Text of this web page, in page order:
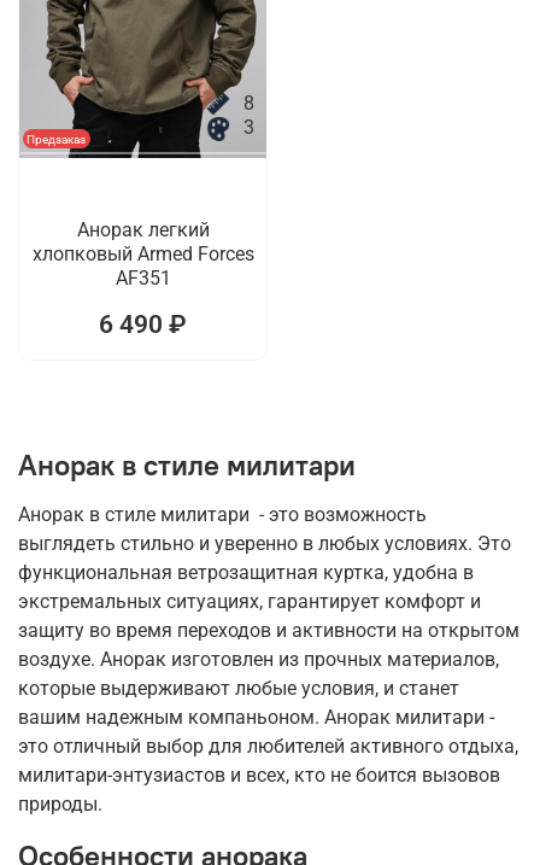
Предзаказ
8
3
Анорак легкий
хлопковый Armed Forces
AF351
6 490 ₽
Анорак в стиле милитари
Анорак в стиле милитари - это возможность
выглядеть стильно и уверенно в любых условиях. Это
функциональная ветрозащитная куртка, удобна в
экстремальных ситуациях, гарантирует комфорт и
защиту во время переходов и активности на открытом
воздухе. Анорак изготовлен из прочных материалов,
которые выдерживают любые условия, и станет
вашим надежным компаньоном. Анорак милитари -
это отличный выбор для любителей активного отдыха,
милитари-энтузиастов и всех, кто не боится вызовов
природы.
Особенности анорака